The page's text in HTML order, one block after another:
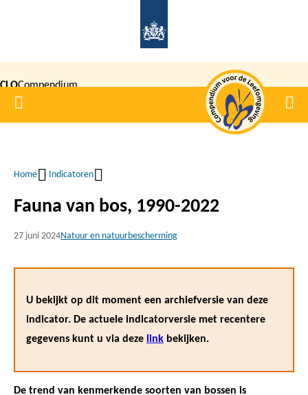
inhoud
gaan
CLOCompendium
voor de
Home
Kruimelpad
Home Indicatoren
Fauna van bos, 1990-2022
27 juni 2024Natuur en natuurbescherming
U bekijkt op dit moment een archiefversie van deze
indicator. De actuele indicatorversie met recentere
gegevens kunt u via deze link bekijken.
De trend van kenmerkende soorten van bossen is